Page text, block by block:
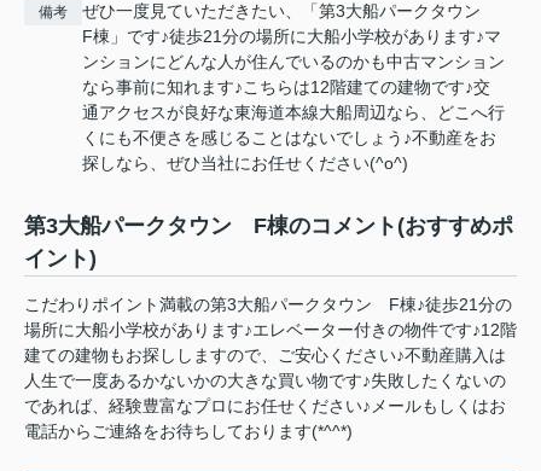
備考
ぜひ一度見ていただきたい、「第3大船パークタウン
F棟」です♪徒歩21分の場所に大船小学校があります♪マ
ンションにどんな人が住んでいるのかも中古マンション
なら事前に知れます♪こちらは12階建ての建物です♪交
通アクセスが良好な東海道本線大船周辺なら、どこへ行
くにも不便さを感じることはないでしょう♪不動産をお
探しなら、ぜひ当社にお任せください(^o^)
第3大船パークタウン F棟のコメント(おすすめポ
イント)
こだわりポイント満載の第3大船パークタウン F棟♪徒歩21分の
場所に大船小学校があります♪エレベーター付きの物件です♪12階
建ての建物もお探ししますので、ご安心ください♪不動産購入は
人生で一度あるかないかの大きな買い物です♪失敗したくないの
であれば、経験豊富なプロにお任せください♪メールもしくはお
電話からご連絡をお待ちしております(*^^*)